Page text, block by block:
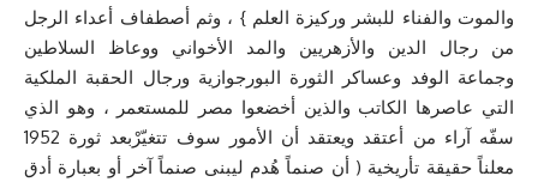
والموت والفناء للبشر وركيزة العلم } ، وثم أصطفاف أعداء الرجل
من رجال الدين والأزهريين والمد الأخواني ووعاظ السلاطين
وجماعة الوفد وعساكر الثورة البورجوازية ورجال الحقبة الملكية
التي عاصرها الكاتب والذين أخضعوا مصر للمستعمر ، وهو الذي
سفّه آراء من أعتقد ويعتقد أن الأمور سوف تتغيّرْبعد ثورة 1952
معلناً حقيقة تأريخية ( أن صنماً هُدم ليبنى صنماً آخر أو بعبارة أدق